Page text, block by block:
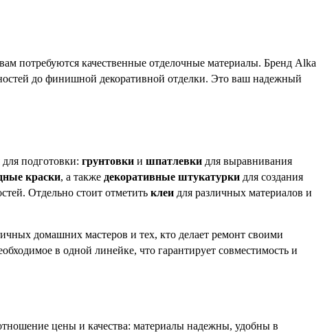
потребуются качественные отделочные материалы. Бренд Alka
до финишной декоративной отделки. Это ваш надежный
подготовки: грунтовки и шпатлевки для выравнивания
краски, а также декоративные штукатурки для создания
Отдельно стоит отметить клеи для различных материалов и
домашних мастеров и тех, кто делает ремонт своими
в одной линейке, что гарантирует совместимость и
цены и качества: материалы надежны, удобны в